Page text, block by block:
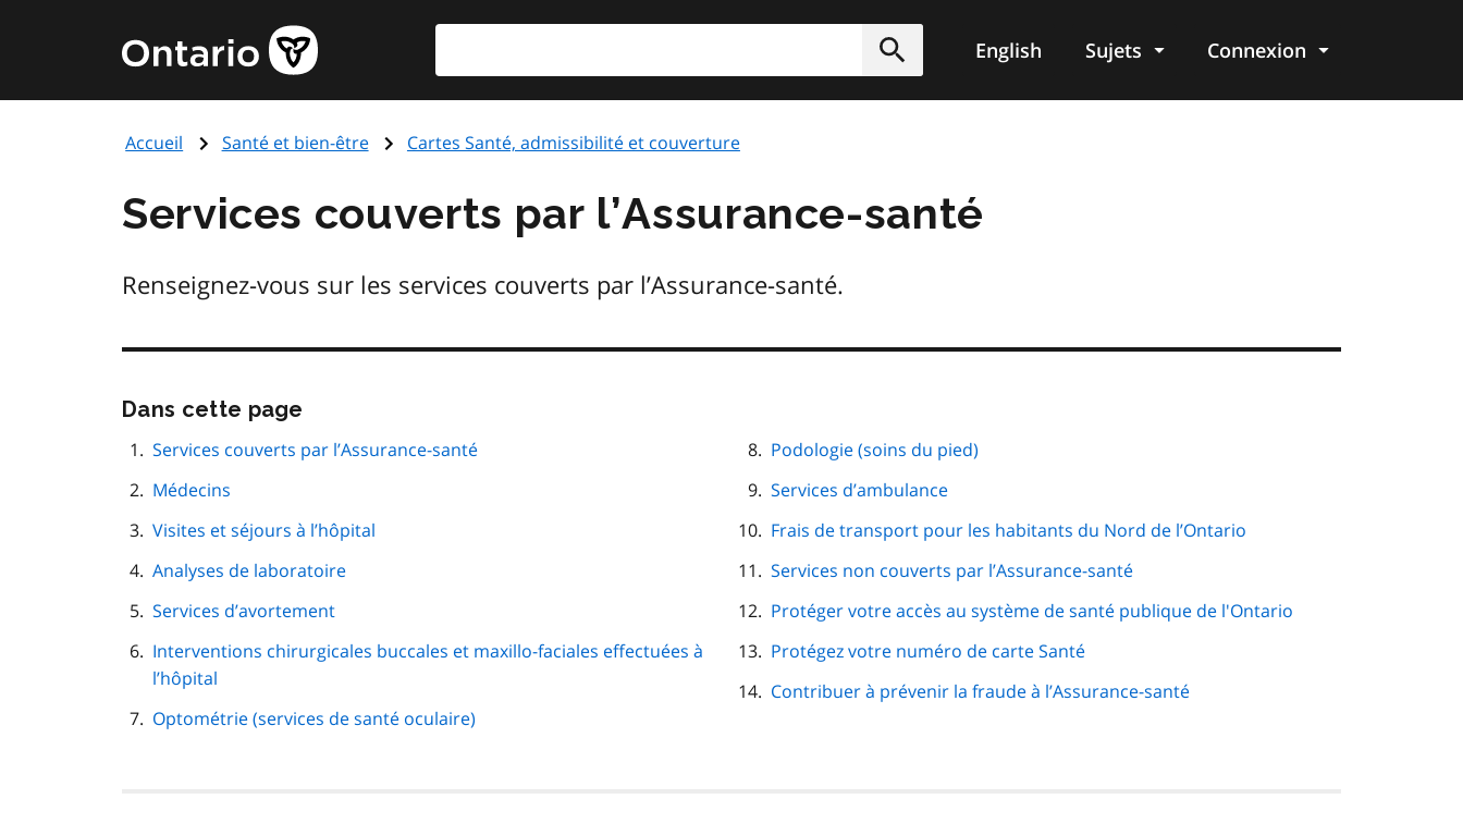
principal
Page
d'accueil
de
Soumettre
English Sujets Connexion
Accueil Santé et bien-être Cartes Santé, admissibilité et couverture
Services couverts par l’Assurance-santé
Renseignez-vous sur les services couverts par l’Assurance-santé.
Dans cette page
navigation
Services couverts par l’Assurance-santé
Médecins
Visites et séjours à l’hôpital
Analyses de laboratoire
Services d’avortement
Interventions chirurgicales buccales et maxillo-faciales effectuées à
l’hôpital
Optométrie (services de santé oculaire)
Podologie (soins du pied)
Services d’ambulance
Frais de transport pour les habitants du Nord de l’Ontario
Services non couverts par l’Assurance-santé
Protéger votre accès au système de santé publique de l'Ontario
Protégez votre numéro de carte Santé
Contribuer à prévenir la fraude à l’Assurance-santé